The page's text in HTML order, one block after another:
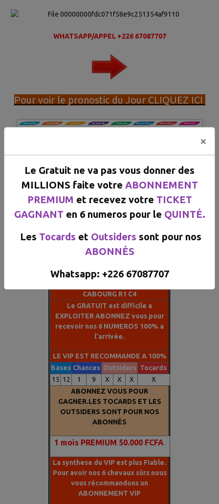
WHATSAPP/APPEL +226 67087707
Pour voir le pronostic du Jour CLIQUEZ ICI
Le 07/08/2026
CABOURG Reunion 1 Course 4
Nos experts ont réperé
de faire l'arrivee, Arretez de perdre votre
CABOURG R1 C4
Le GRATUIT est difficile a
EXPLOITER ABONNEZ vous pour
recevoir nos 6 NUMEROS 100% a
l'arrivée.
LE VIP EST RECOMMANDE A 100%
Bases Chances Outsiders Tocards
15 12 1 9 X X X
X
ABONNEZ VOUS POUR
GAGNER.LES TOCARDS ET LES
OUTSIDERS SONT POUR NOS
ABONNÉS
1 mois PREMIUM 50.000 FCFA
La synthese du VIP est plus Fiable.
Pour avoir nos 6 chevaux sûrs nous
vous récommandons un
ABONNEMENT VIP
×
Le Gratuit ne va pas vous donner des
MILLIONS faite votre ABONNEMENT
PREMIUM et recevez votre TICKET
GAGNANT en 6 numeros pour le QUINTÉ.
Les Tocards et Outsiders sont pour nos
ABONNÉS
Whatsapp: +226 67087707​​​​​